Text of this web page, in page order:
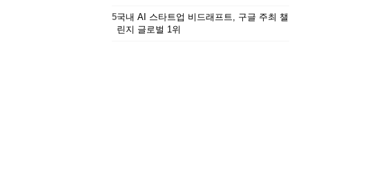
5국내 AI 스타트업 비드래프트, 구글 주최 챌
린지 글로벌 1위